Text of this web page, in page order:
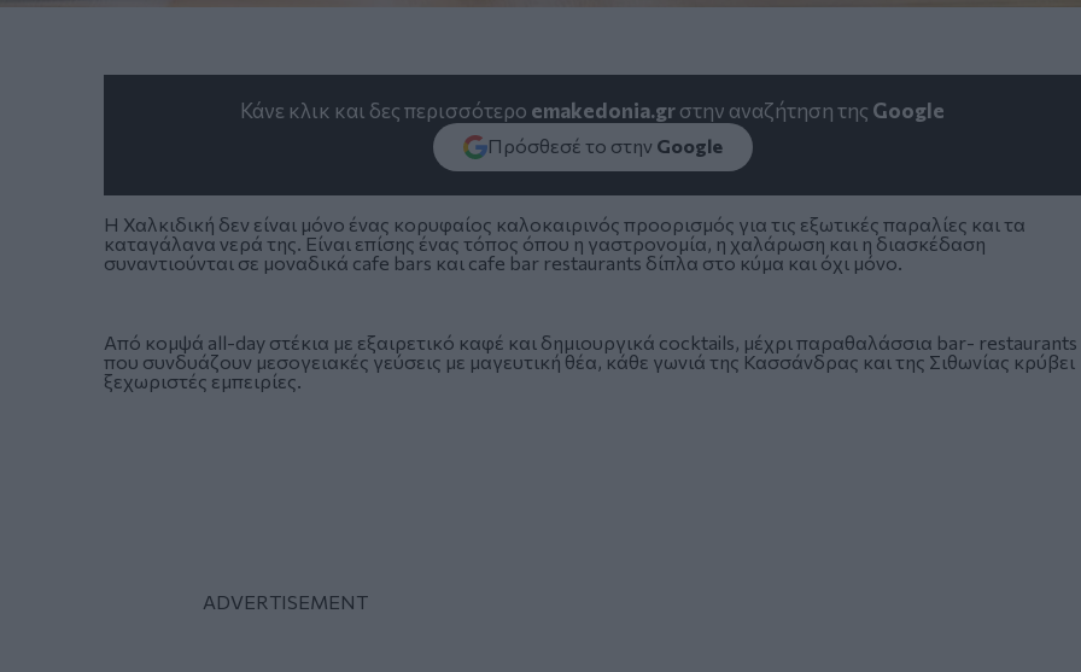
Κάνε κλικ και δες περισσότερο emakedonia.grστην αναζήτηση της Google
Πρόσθεσέ το στην Google
Η Χαλκιδική δεν είναι μόνο ένας κορυφαίος καλοκαιρινός προορισμός για τις εξωτικές παραλίες και τα
καταγάλανα νερά της. Είναι επίσης ένας τόπος όπου η γαστρονομία, η χαλάρωση και η διασκέδαση
συναντιούνται σε μοναδικά cafe bars και cafe bar restaurants δίπλα στο κύμα και όχι μόνο.
Από κομψά all-day στέκια με εξαιρετικό καφέ και δημιουργικά cocktails, μέχρι παραθαλάσσια bar- restaurants
που συνδυάζουν μεσογειακές γεύσεις με μαγευτική θέα, κάθε γωνιά της Κασσάνδρας και της Σιθωνίας κρύβει
ξεχωριστές εμπειρίες.